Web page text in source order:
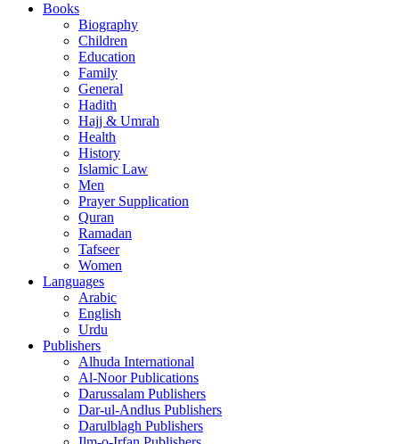
Books
Biography
Children
Education
Family
General
Hadith
Hajj & Umrah
Health
History
Islamic Law
Men
Prayer Supplication
Quran
Ramadan
Tafseer
Women
Languages
Arabic
English
Urdu
Publishers
Alhuda International
Al-Noor Publications
Darussalam Publishers
Dar-ul-Andlus Publishers
Darulblagh Publishers